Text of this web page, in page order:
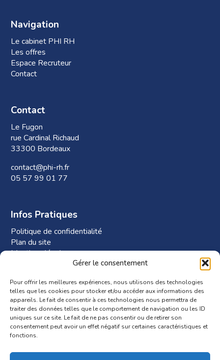
Gérer le consentement
Pour offrir les meilleures expériences, nous utilisons des technologies
telles que les cookies pour stocker et/ou accéder aux informations des
appareils. Le fait de consentir à ces technologies nous permettra de
traiter des données telles que le comportement de navigation ou les ID
uniques sur ce site. Le fait de ne pas consentir ou de retirer son
consentement peut avoir un effet négatif sur certaines caractéristiques et
fonctions.
Navigation
Le cabinet PHI RH
Les offres
Espace Recruteur
Contact
Contact
Le Fugon
rue Cardinal Richaud
33300 Bordeaux
contact@phi-rh.fr
05 57 99 01 77
Infos Pratiques
Politique de confidentialité
Plan du site
Mentions légales
Plan d’accès à Phi-RH